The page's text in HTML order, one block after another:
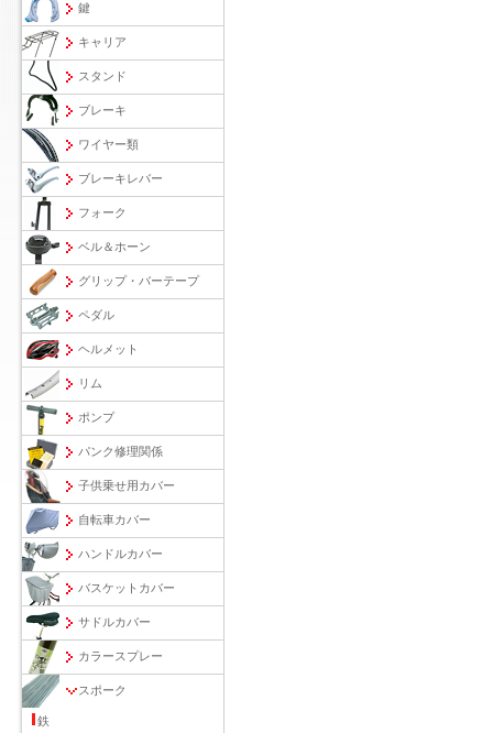
鍵
キャリア
スタンド
ブレーキ
ワイヤー類
ブレーキレバー
フォーク
ベル＆ホーン
グリップ・バーテープ
ペダル
ヘルメット
リム
ポンプ
パンク修理関係
子供乗せ用カバー
自転車カバー
ハンドルカバー
バスケットカバー
サドルカバー
カラースプレー
スポーク
鉄